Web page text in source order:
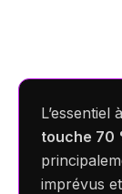
L’essentiel
touche 70
imprévus